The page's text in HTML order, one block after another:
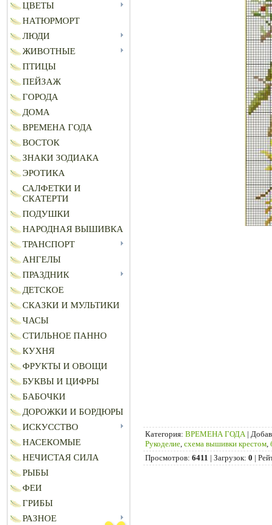
ЦВЕТЫ
НАТЮРМОРТ
ЛЮДИ
ЖИВОТНЫЕ
ПТИЦЫ
ПЕЙЗАЖ
ГОРОДА
ДОМА
ВРЕМЕНА ГОДА
ВОСТОК
ЗНАКИ ЗОДИАКА
ЭРОТИКА
САЛФЕТКИ И
СКАТЕРТИ
ПОДУШКИ
НАРОДНАЯ ВЫШИВКА
ТРАНСПОРТ
АНГЕЛЫ
ПРАЗДНИК
ДЕТСКОЕ
СКАЗКИ И МУЛЬТИКИ
ЧАСЫ
СТИЛЬНОЕ ПАННО
КУХНЯ
ФРУКТЫ И ОВОЩИ
БУКВЫ И ЦИФРЫ
БАБОЧКИ
ДОРОЖКИ И БОРДЮРЫ
ИСКУССТВО
НАСЕКОМЫЕ
НЕЧИСТАЯ СИЛА
РЫБЫ
ФЕИ
ГРИБЫ
РАЗНОЕ
Категория: ВРЕМЕНА ГОДА |
Рукоделие схема вышивки крестом
Просмотров: 6411 | Загрузок: 0 |